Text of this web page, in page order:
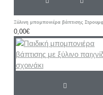
0,00€